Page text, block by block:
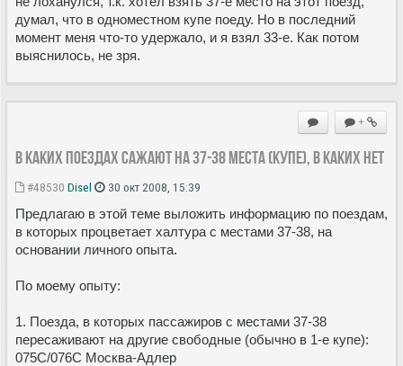
думал, что в одноместном купе поеду. Но в последний
момент меня что-то удержало, и я взял 33-е. Как потом
выяснилось, не зря.
+
в каких поездах сажают на 37-38 места (купе), в каких нет
#48530 Disel 30 окт 2008, 15:39
Предлагаю в этой теме выложить информацию по поездам,
в которых процветает халтура с местами 37-38, на
основании личного опыта.
По моему опыту:
1. Поезда, в которых пассажиров с местами 37-38
пересаживают на другие свободные (обычно в 1-е купе):
075С/076С Москва-Адлер